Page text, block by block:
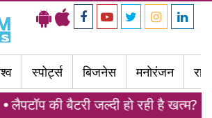
स्पोर्ट्स बिजनेस मनोरंजन
लैपटॉप की बैटरी जल्दी हो रही है खत्म?